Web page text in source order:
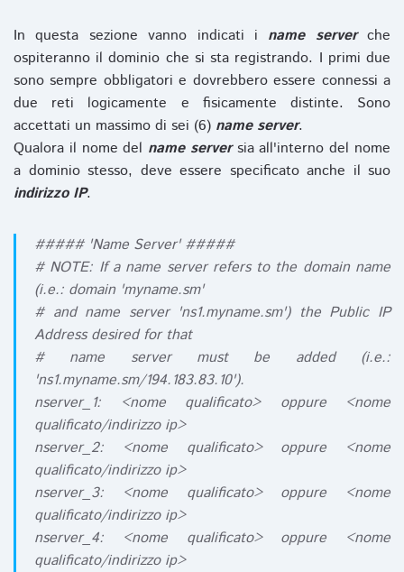
In questa sezione vanno indicati i name serverche
ospiteranno il dominio che si sta registrando. I primi due
sono sempre obbligatori e dovrebbero essere connessi a
due reti logicamente e fisicamente distinte. Sono
accettati un massimo di sei (6) name server.
Qualora il nome del name serversia all'interno del nome
a dominio stesso, deve essere specificato anche il suo
indirizzo IP.
##### 'Name Server' #####
# NOTE: If a name server refers to the domain name
(i.e.: domain 'myname.sm'
# and name server 'ns1.myname.sm') the Public IP
Address desired for that
# name server must be added (i.e.:
'ns1.myname.sm/194.183.83.10').
nserver_1: <nome qualificato> oppure <nome
qualificato/indirizzo ip>
nserver_2: <nome qualificato> oppure <nome
qualificato/indirizzo ip>
nserver_3: <nome qualificato> oppure <nome
qualificato/indirizzo ip>
nserver_4: <nome qualificato> oppure <nome
qualificato/indirizzo ip>